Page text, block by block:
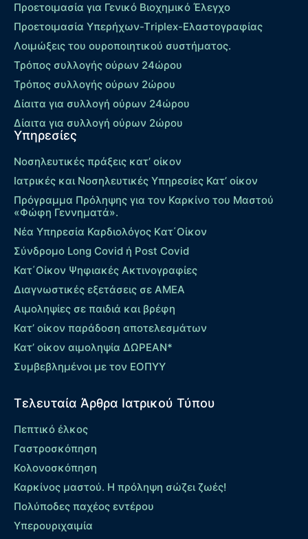
Προετοιμασία για Γενικό Βιοχημικό Έλεγχο
Προετοιμασία Υπερήχων-Τriplex-Ελαστογραφίας
Λοιμώξεις του ουροποιητικού συστήματος.
Τρόπος συλλογής ούρων 24ώρου
Τρόπος συλλογής ούρων 2ώρου
Δίαιτα για συλλογή ούρων 24ώρου
Δίαιτα για συλλογή ούρων 2ώρου
Υπηρεσίες
Νοσηλευτικές πράξεις κατ’ οίκον
Ιατρικές και Νοσηλευτικές Υπηρεσίες Κατ’ οίκον
Πρόγραμμα Πρόληψης για τον Καρκίνο του Μαστού
«Φώφη Γεννηματά».
Νέα Υπηρεσία Καρδιολόγος Kατ΄Οίκον
Σύνδρομο Long Covid ή Post Covid
Κατ΄Οίκον Ψηφιακές Ακτινογραφίες
Διαγνωστικές εξετάσεις σε ΑΜΕΑ
Αιμοληψίες σε παιδιά και βρέφη
Κατ’ οίκον παράδοση αποτελεσμάτων
Κατ’ οίκον αιμοληψία ΔΩΡΕΑΝ*
Συμβεβλημένοι με τον ΕΟΠΥΥ
Τελευταία Άρθρα Ιατρικού Τύπου
Πεπτικό έλκος
Γαστροσκόπηση
Κολονοσκόπηση
Καρκίνος μαστού. Η πρόληψη σώζει ζωές!
Πολύποδες παχέος εντέρου
Yπερουριχαιμία